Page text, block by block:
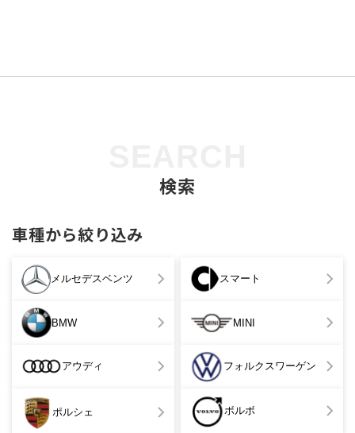
検索
車種から絞り込み
メルセデスベンツ スマート
BMW MINI
アウディ フォルクスワーゲン
ポルシェ ボルボ